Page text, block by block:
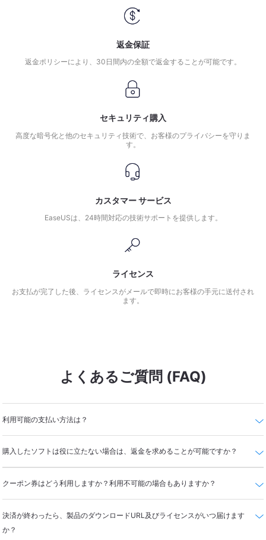
返金保証
返金ポリシーにより、30日間内の全額で返金することが可能です。
セキュリティ購入
高度な暗号化と他のセキュリティ技術で、お客様のプライバシーを守りま
す。
カスタマー サービス
EaseUSは、24時間対応の技術サポートを提供します。
ライセンス
お支払が完了した後、ライセンスがメールで即時にお客様の手元に送付され
ます。
よくあるご質問 (FAQ)
利用可能の支払い方法は？
購入したソフトは役に立たない場合は、返金を求めることが可能ですか？
クーポン券はどう利用しますか？利用不可能の場合もありますか？
決済が終わったら、製品のダウンロードURL及びライセンスがいつ届けます
か？